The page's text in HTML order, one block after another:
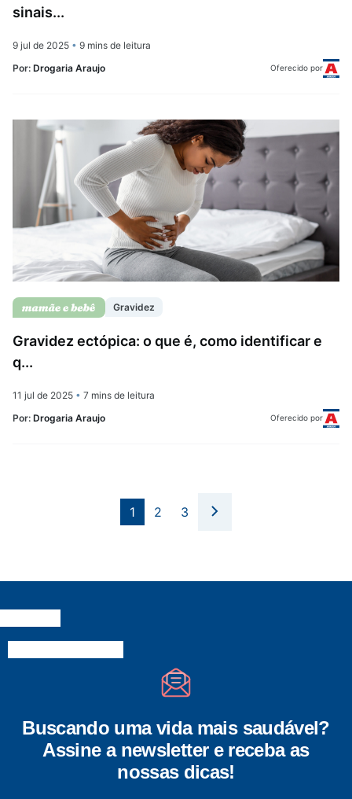
sinais...
9 jul de 2025 • 9 mins de leitura
Por: Drogaria Araujo Oferecido por
Gravidez
Gravidez ectópica: o que é, como identificar e
q...
11 jul de 2025 • 7 mins de leitura
Por: Drogaria Araujo Oferecido por
1 2 3
Buscando uma vida mais saudável?
Assine a newsletter e receba as
nossas dicas!